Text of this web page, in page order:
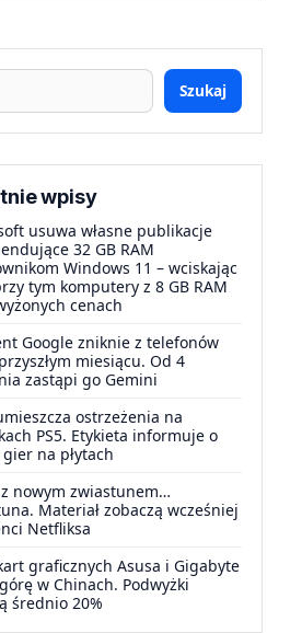
Szukaj
wpisy
usuwa własne publikacje
32 GB RAM
Windows 11 – wciskając
tym komputery z 8 GB RAM
cenach
Google zniknie z telefonów
miesiącu. Od 4
zastąpi go Gemini
ostrzeżenia na
PS5. Etykieta informuje o
na płytach
z nowym zwiastunem…
Materiał zobaczą wcześniej
Netfliksa
graficznych Asusa i Gigabyte
w Chinach. Podwyżki
średnio 20%